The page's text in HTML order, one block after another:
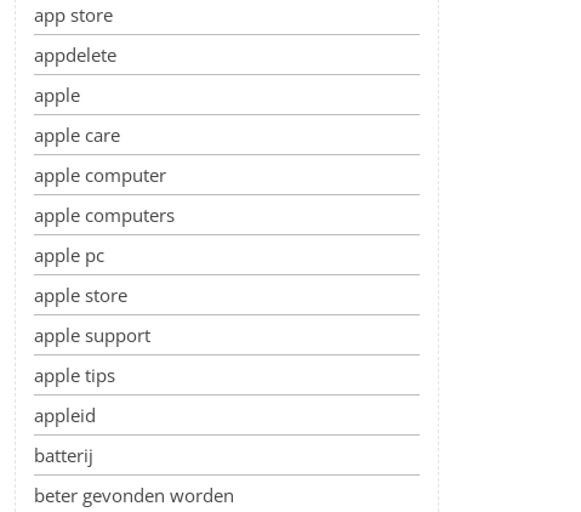
app store
appdelete
apple
apple care
apple computer
apple computers
apple pc
apple store
apple support
apple tips
appleid
batterij
beter gevonden worden